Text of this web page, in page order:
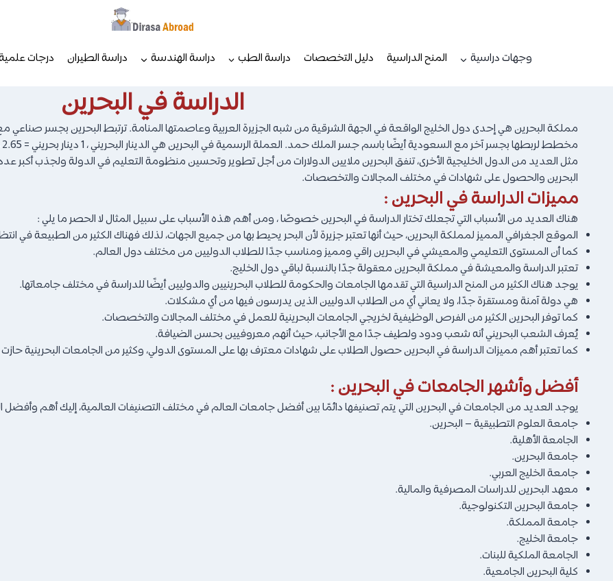
وجهات دراسية
المنح الدراسية دليل التخصصات دراسة الطب دراسة الهندسة دراسة الطيران درجات
الدراسة في البحرين
مملكة البحرين هي إحدى دول الخليج الواقعة في الجهة الشرقية من شبه الجزيرة العربية وعاصمتها المنامة. ترتبط البحرين بجسر
مخطط لربطها بجسر آخر مع السعودية أيضًا باسم جسر الملك حمد. العملة الرسمية في البحرين هي الدينار البحريني ، 1 دينار بحريني = 2.65 دولار أمريكي في نهاية عام 2022م.
مثل العديد من الدول الخليجية الأخرى، تنفق البحرين ملايين الدولارات من أجل تطوير وتحسين منظومة التعليم في الدولة ولجذب
البحرين والحصول على شهادات في مختلف المجالات والتخصصات.
مميزات الدراسة في البحرين :
هناك العديد من الأسباب التي تجعلك تختار الدراسة في البحرين خصوصًا ، ومن أهم هذه الأسباب على سبيل المثال لا الحصر ما يلي :
الموقع الجغرافي المميز لمملكة البحرين، حيث أنها تعتبر جزيرة لأن البحر يحيط بها من جميع الجهات، لذلك فهناك الكثير من الطبيعة في
كما أن المستوى التعليمي والمعيشي في البحرين راقي ومميز ومناسب جدًا للطلاب الدوليين من مختلف دول العالم.
تعتبر الدراسة والمعيشة في مملكة البحرين معقولة جدًا بالنسبة لباقي دول الخليج.
يوجد هناك الكثير من المنح الدراسية التي تقدمها الجامعات والحكومة للطلاب البحرينيين والدوليين أيضًا للدراسة في مختلف جامعاتها.
هي دولة آمنة ومستقرة جدًا، ولا يعاني أي من الطلاب الدوليين الذين يدرسون فيها من أي مشكلات.
كما توفر البحرين الكثير من الفرص الوظيفية لخريجي الجامعات البحرينية للعمل في مختلف المجالات والتخصصات.
يُعرف الشعب البحريني أنه شعب ودود ولطيف جدًا مع الأجانب، حيث أنهم معروفيين بحسن الضيافة.
كما تعتبر أهم مميزات الدراسة في البحرين حصول الطلاب على شهادات معترف بها على المستوى الدولي، وكثير من الجامعات البحرينية
أفضل وأشهر الجامعات في البحرين :
يوجد العديد من الجامعات في البحرين التي يتم تصنيفها دائمًا بين أفضل جامعات العالم في مختلف التصنيفات العالمية، إليك أهم وأفضل
جامعة العلوم التطبيقية – البحرين.
الجامعة الأهلية.
جامعة البحرين.
جامعة الخليج العربي.
معهد البحرين للدراسات المصرفية والمالية.
جامعة البحرين التكنولوجية.
جامعة المملكة.
جامعة الخليج.
الجامعة الملكية للبنات.
كلية البحرين الجامعية.